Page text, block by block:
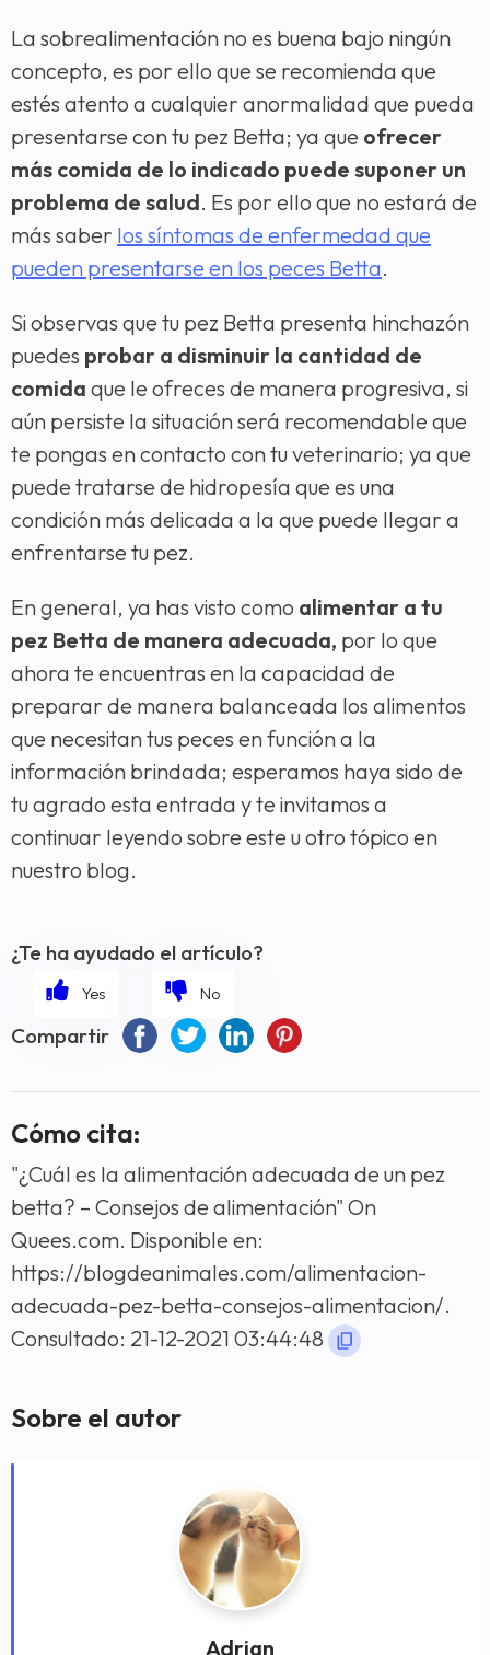
La sobrealimentación no es buena bajo ningún
concepto, es por ello que se recomienda que
estés atento a cualquier anormalidad que pueda
presentarse con tu pez Betta; ya que ofrecer
más comida de lo indicado puede suponer un
problema de salud. Es por ello que no estará de
más saber los síntomas de enfermedad que
pueden presentarse en los peces Betta.
Si observas que tu pez Betta presenta hinchazón
puedes probar a disminuir la cantidad de
comida que le ofreces de manera progresiva, si
aún persiste la situación será recomendable que
te pongas en contacto con tu veterinario; ya que
puede tratarse de hidropesía que es una
condición más delicada a la que puede llegar a
enfrentarse tu pez.
En general, ya has visto como alimentar a tu
pez Betta de manera adecuada, por lo que
ahora te encuentras en la capacidad de
preparar de manera balanceada los alimentos
que necesitan tus peces en función a la
información brindada; esperamos haya sido de
tu agrado esta entrada y te invitamos a
continuar leyendo sobre este u otro tópico en
nuestro blog.
¿Te ha ayudado el artículo?
Compartir
Cómo cita:
"¿Cuál es la alimentación adecuada de un pez
betta? – Consejos de alimentación" On
Quees.com. Disponible en:
https://blogdeanimales.com/alimentacion-
adecuada-pez-betta-consejos-alimentacion/.
Consultado: 21-12-2021 03:44:48
Sobre el autor
Adrian